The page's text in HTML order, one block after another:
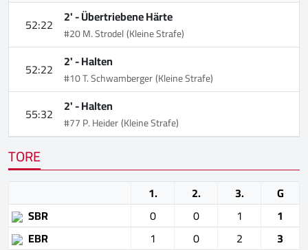
52:22 2' -Übertriebene Härte
#20 M. Strodel(Kleine Strafe)
52:22 2' -Halten
#10 T. Schwamberger(Kleine Strafe)
55:32 2' -Halten
#77 P. Heider(Kleine Strafe)
TORE
1. 2. 3.
G
SBR
0 0 1
1
EBR
1 0 2 3